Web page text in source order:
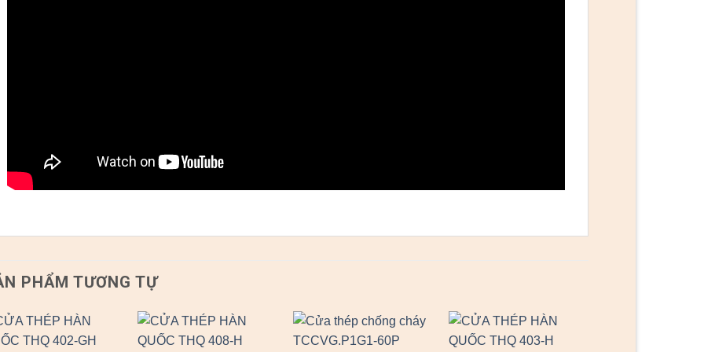
PHẨM TƯƠNG TỰ